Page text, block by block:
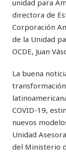
unidad para
directora de
Corporación
de la Unidad
OCDE, Juan
La buena
COVID-19,
nuevos
Unidad
del Ministerio